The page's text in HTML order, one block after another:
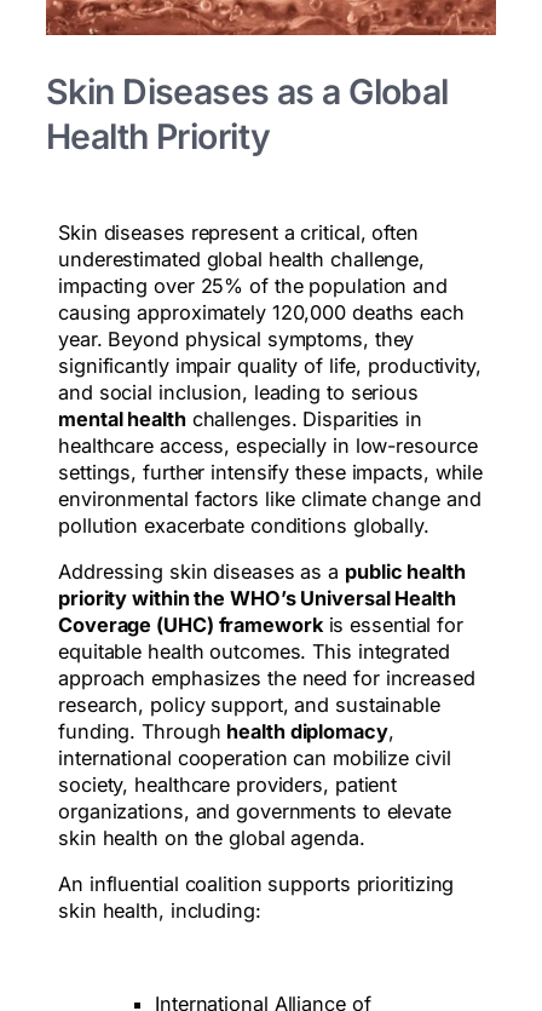
Skin Diseases as a Global
Health Priority
Skin diseases represent a critical, often
underestimated global health challenge,
impacting over 25% of the population and
causing approximately 120,000 deaths each
year. Beyond physical symptoms, they
significantly impair quality of life, productivity,
and social inclusion, leading to serious
mental healthchallenges. Disparities in
healthcare access, especially in low-resource
settings, further intensify these impacts, while
environmental factors like climate change and
pollution exacerbate conditions globally.
Addressing skin diseases as a public health
priority within the WHO’s Universal Health
Coverage (UHC) frameworkis essential for
equitable health outcomes. This integrated
approach emphasizes the need for increased
research, policy support, and sustainable
funding. Through health diplomacy,
international cooperation can mobilize civil
society, healthcare providers, patient
organizations, and governments to elevate
skin health on the global agenda.
An influential coalition supports prioritizing
skin health, including:
International Alliance of